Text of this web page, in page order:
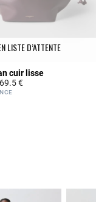
LISTE D’ATTENTE
cuir lisse
à partir de
€
5 Customer Rating